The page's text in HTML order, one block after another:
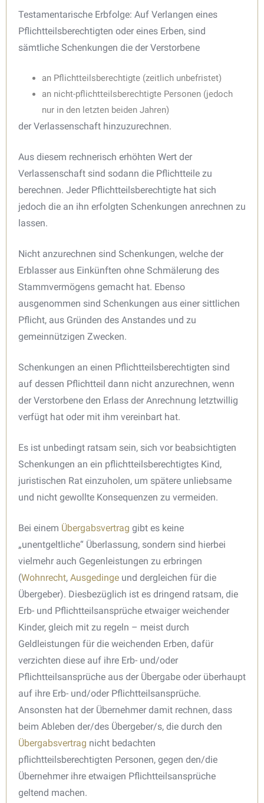
Testamentarische Erbfolge: Auf Verlangen eines
Pflichtteilsberechtigten oder eines Erben, sind
sämtliche Schenkungen die der Verstorbene
an Pflichtteilsberechtigte (zeitlich unbefristet)
an nicht-pflichtteilsberechtigte Personen (jedoch
nur in den letzten beiden Jahren)
der Verlassenschaft hinzuzurechnen.
Aus diesem rechnerisch erhöhten Wert der
Verlassenschaft sind sodann die Pflichtteile zu
berechnen. Jeder Pflichtteilsberechtigte hat sich
jedoch die an ihn erfolgten Schenkungen anrechnen zu
lassen.
Nicht anzurechnen sind Schenkungen, welche der
Erblasser aus Einkünften ohne Schmälerung des
Stammvermögens gemacht hat. Ebenso
ausgenommen sind Schenkungen aus einer sittlichen
Pflicht, aus Gründen des Anstandes und zu
gemeinnützigen Zwecken.
Schenkungen an einen Pflichtteilsberechtigten sind
auf dessen Pflichtteil dann nicht anzurechnen, wenn
der Verstorbene den Erlass der Anrechnung letztwillig
verfügt hat oder mit ihm vereinbart hat.
Es ist unbedingt ratsam sein, sich vor beabsichtigten
Schenkungen an ein pflichtteilsberechtigtes Kind,
juristischen Rat einzuholen, um spätere unliebsame
und nicht gewollte Konsequenzen zu vermeiden.
Bei einem Übergabsvertrag gibt es keine
„unentgeltliche“ Überlassung, sondern sind hierbei
vielmehr auch Gegenleistungen zu erbringen
(Wohnrecht, Ausgedinge und dergleichen für die
Übergeber). Diesbezüglich ist es dringend ratsam, die
Erb- und Pflichtteilsansprüche etwaiger weichender
Kinder, gleich mit zu regeln – meist durch
Geldleistungen für die weichenden Erben, dafür
verzichten diese auf ihre Erb- und/oder
Pflichtteilsansprüche aus der Übergabe oder überhaupt
auf ihre Erb- und/oder Pflichtteilsansprüche.
Ansonsten hat der Übernehmer damit rechnen, dass
beim Ableben der/des Übergeber/s, die durch den
Übergabsvertrag nicht bedachten
pflichtteilsberechtigten Personen, gegen den/die
Übernehmer ihre etwaigen Pflichtteilsansprüche
geltend machen.